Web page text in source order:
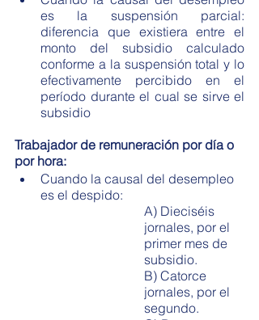
es la suspensión parcial:
diferencia que existiera entre el
monto del subsidio calculado
conforme a la suspensión total y lo
efectivamente percibido en el
período durante el cual se sirve el
subsidio
Trabajador de remuneración por día o
por hora:
Cuando la causal del desempleo
es el despido:
A) Dieciséis
jornales, por el
primer mes de
subsidio.
B) Catorce
jornales, por el
segundo.